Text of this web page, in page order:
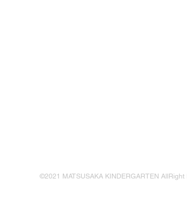
©2021 MATSUSAKA KINDERGARTEN AllRight